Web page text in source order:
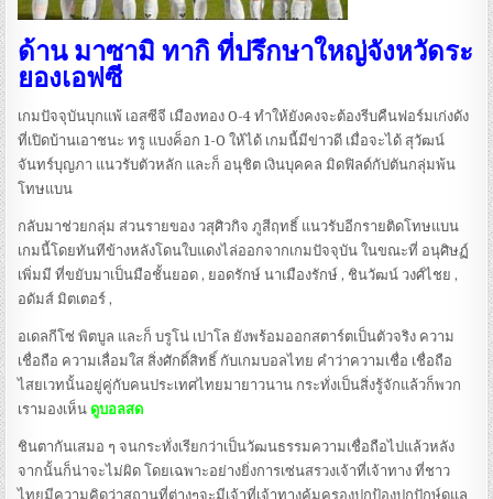
ด้าน มาซามิ ทากิ ที่ปรึกษาใหญ่จังหวัดระ
ยองเอฟซี
เกมปัจจุบันบุกแพ้ เอสซีจี เมืองทอง 0-4 ทำให้ยังคงจะต้องรีบคืนฟอร์มเก่งดัง
ที่เปิดบ้านเอาชนะ ทรู แบงค็อก 1-0 ให้ได้ เกมนี้มีข่าวดี เมื่อจะได้ สุวัฒน์
จันทร์บุญภา แนวรับตัวหลัก และก็ อนุชิต เงินบุคคล มิดฟิลด์กัปตันกลุ่มพ้น
โทษแบน
กลับมาช่วยกลุ่ม ส่วนรายของ วสุศิวกิจ ภูสีฤทธิ์ แนวรับอีกรายติดโทษแบน
เกมนี้โดยทันทีข้างหลังโดนใบแดงไล่ออกจากเกมปัจจุบัน ในขณะที่ อนุศิษฏ์
เพิ่มมี ที่ขยับมาเป็นมือชั้นยอด , ยอดรักษ์ นาเมืองรักษ์ , ชินวัฒน์ วงศ์ไชย ,
อดัมส์ มิตเตอร์ ,
อเดลกีโซ่ พิตบูล และก็ บรูโน่ เปาโล ยังพร้อมออกสตาร์ตเป็นตัวจริง ความ
เชื่อถือ ความเลื่อมใส สิ่งศักดิ์สิทธิ์ กับเกมบอลไทย คำว่าความเชื่อ เชื่อถือ
ไสยเวทนั้นอยู่คู่กับคนประเทศไทยมายาวนาน กระทั่งเป็นสิ่งรู้จักแล้วก็พวก
เรามองเห็น ดูบอลสด
ชินตากันเสมอ ๆ จนกระทั่งเรียกว่าเป็นวัฒนธรรมความเชื่อถือไปแล้วหลัง
จากนั้นก็น่าจะไม่ผิด โดยเฉพาะอย่างยิ่งการเซ่นสรวงเจ้าที่เจ้าทาง ที่ชาว
ไทยมีความคิดว่าสถานที่ต่างๆจะมีเจ้าที่เจ้าทางคุ้มครองปกป้องปกปักษ์ดูแล